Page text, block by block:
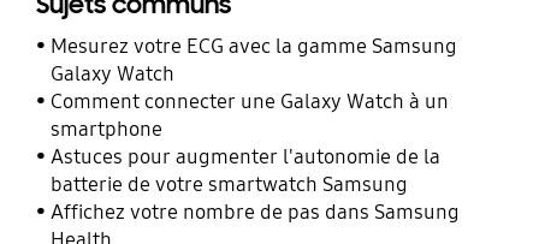
Mesurez votre ECG avec la gamme Samsung
Galaxy Watch
Comment connecter une Galaxy Watch à un
smartphone
Astuces pour augmenter l'autonomie de la
batterie de votre smartwatch Samsung
Affichez votre nombre de pas dans Samsung